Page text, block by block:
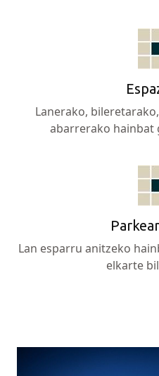
Lanerako,
abarrerako hainbat
Lan esparru anitzeko
elkarte